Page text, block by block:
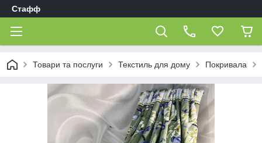
Стафф
Товари та послуги Текстиль для дому Покривала